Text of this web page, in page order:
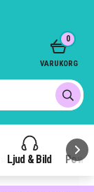
Ljud & Bild
0
VARUKORG